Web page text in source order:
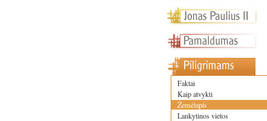
Faktai
Kaip atvykti
Žemėlapis
Lankytinos vietos